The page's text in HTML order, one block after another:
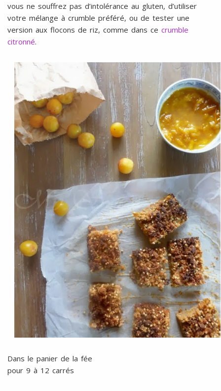
vous ne souffrez pas d’intolérance au gluten, d’utiliser
votre mélange à crumble préféré, ou de tester une
version aux flocons de riz, comme dans ce crumble
citronné.
Dans le panier de la fée
pour 9 à 12 carrés